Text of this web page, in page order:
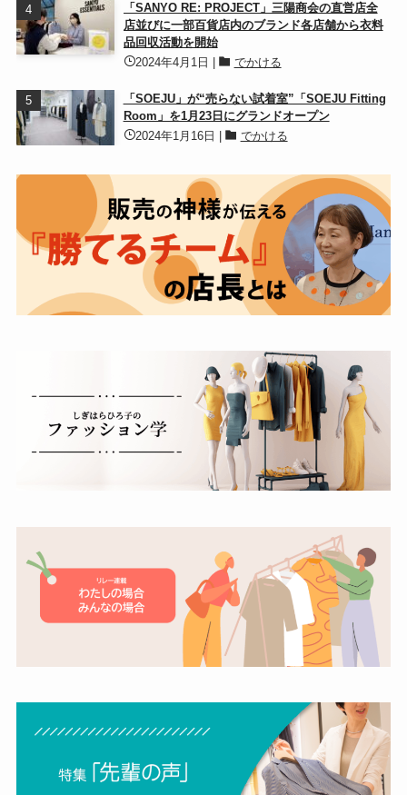
「SANYO RE: PROJECT」三陽商会の直営店全
店並びに一部百貨店内のブランド各店舗から衣料
品回収活動を開始
2024年4月1日
でかける
「SOEJU」が“売らない試着室”「SOEJU Fitting
Room」を1月23日にグランドオープン
2024年1月16日
でかける